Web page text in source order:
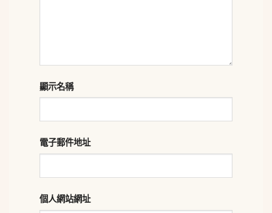
顯示名稱
電子郵件地址
個人網站網址